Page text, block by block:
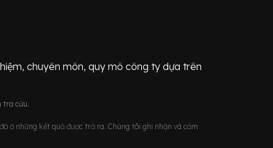
chuyên môn, quy mô công ty dựa trên
tra cứu.
ở những kết quả được trả ra. Chúng tôi ghi nhận và cảm